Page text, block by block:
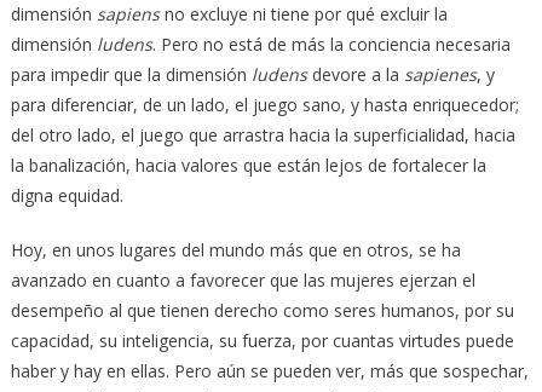
dimensión sapiensno excluye ni tiene por qué excluir la
dimensión ludens. Pero no está de más la conciencia necesaria
para impedir que la dimensión ludens devore a la sapienes, y
para diferenciar, de un lado, el juego sano, y hasta enriquecedor;
del otro lado, el juego que arrastra hacia la superficialidad, hacia
la banalización, hacia valores que están lejos de fortalecer la
digna equidad.
Hoy, en unos lugares del mundo más que en otros, se ha
avanzado en cuanto a favorecer que las mujeres ejerzan el
desempeño al que tienen derecho como seres humanos, por su
capacidad, su inteligencia, su fuerza, por cuantas virtudes puede
haber y hay en ellas. Pero aún se pueden ver, más que sospechar,